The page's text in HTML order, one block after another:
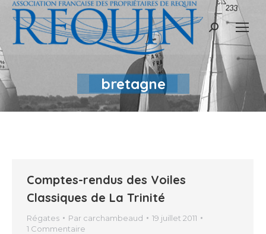
Recherche
bretagne
Comptes-rendus des Voiles
Classiques de La Trinité
Régates Par carchambeaud
19 juillet 2011
1 Commentaire